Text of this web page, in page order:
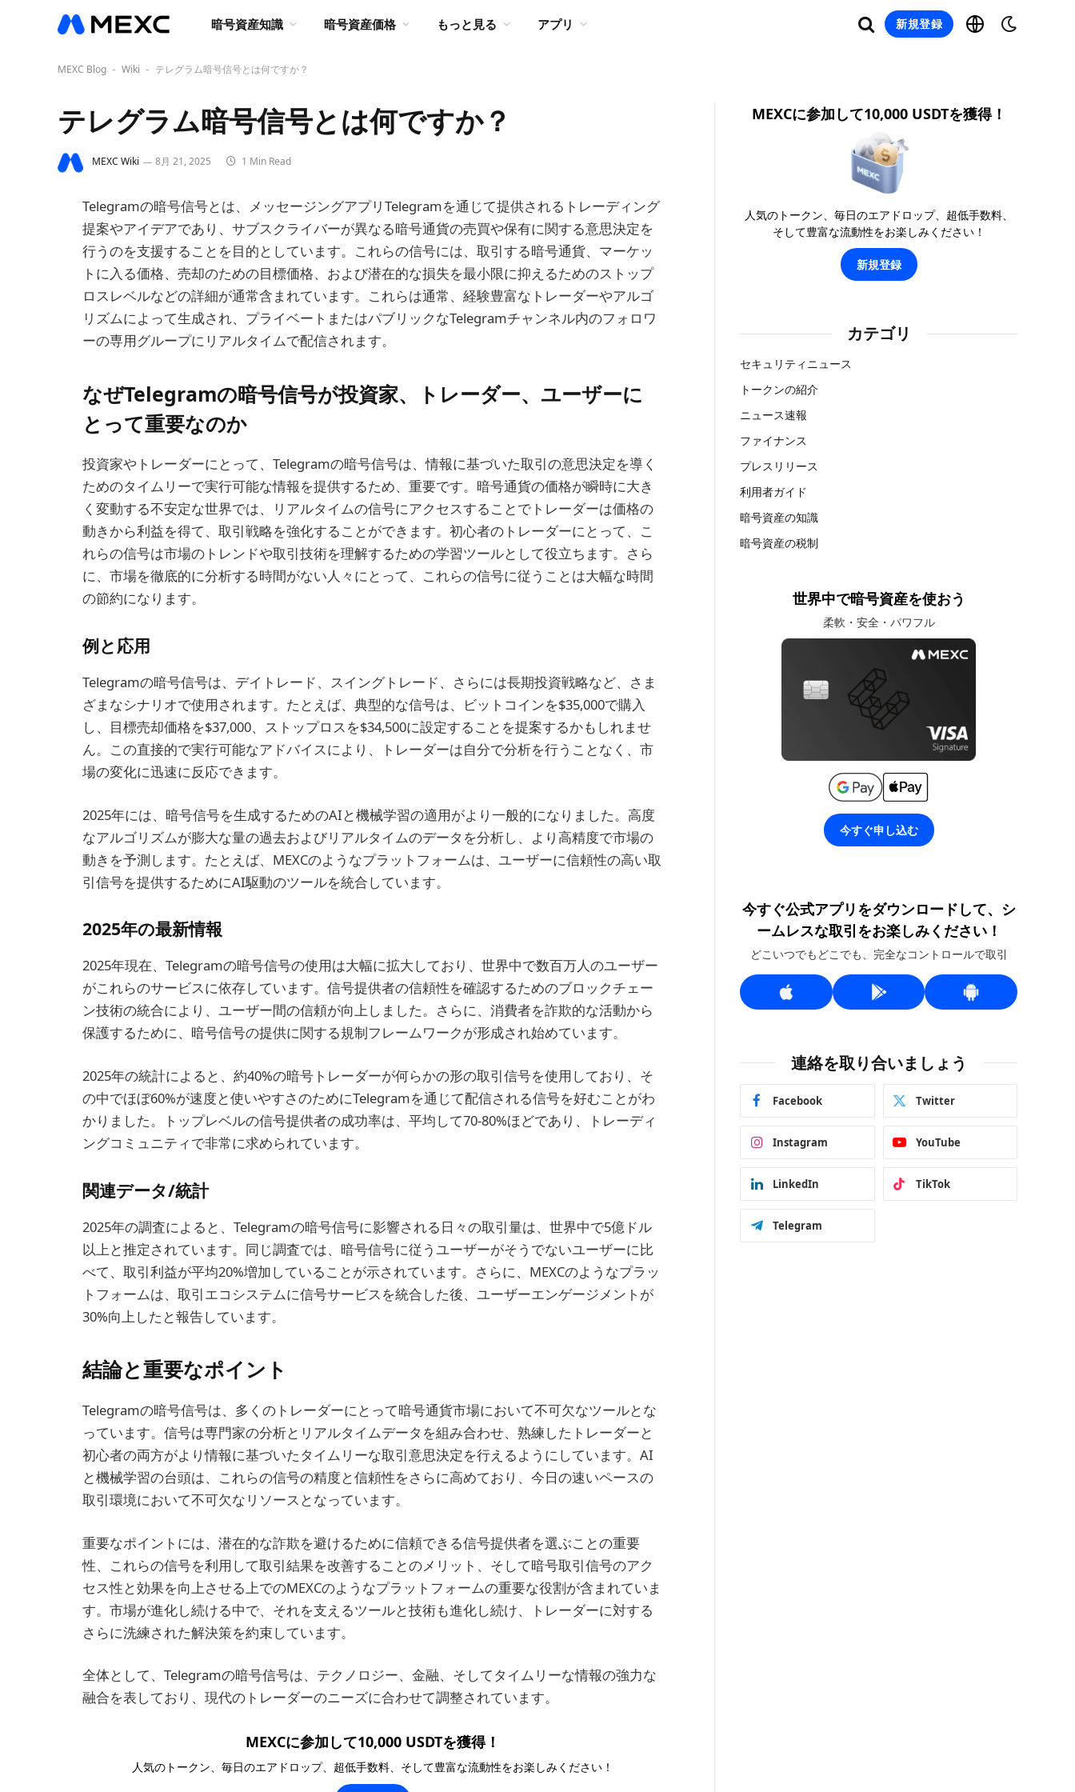
暗号資産知識 暗号資産価格 もっと見る アプリ 新規登録
MEXC Blog - Wiki - テレグラム暗号信号とは何ですか？
テレグラム暗号信号とは何ですか？
MEXC Wiki 8月 21, 2025 1 Min Read
Telegramの暗号信号とは、メッセージングアプリTelegramを通じて提供されるトレーディング
提案やアイデアであり、サブスクライバーが異なる暗号通貨の売買や保有に関する意思決定を
行うのを支援することを目的としています。これらの信号には、取引する暗号通貨、マーケッ
トに入る価格、売却のための目標価格、および潜在的な損失を最小限に抑えるためのストップ
ロスレベルなどの詳細が通常含まれています。これらは通常、経験豊富なトレーダーやアルゴ
リズムによって生成され、プライベートまたはパブリックなTelegramチャンネル内のフォロワ
ーの専用グループにリアルタイムで配信されます。
なぜTelegramの暗号信号が投資家、トレーダー、ユーザーに
とって重要なのか
投資家やトレーダーにとって、Telegramの暗号信号は、情報に基づいた取引の意思決定を導く
ためのタイムリーで実行可能な情報を提供するため、重要です。暗号通貨の価格が瞬時に大き
く変動する不安定な世界では、リアルタイムの信号にアクセスすることでトレーダーは価格の
動きから利益を得て、取引戦略を強化することができます。初心者のトレーダーにとって、こ
れらの信号は市場のトレンドや取引技術を理解するための学習ツールとして役立ちます。さら
に、市場を徹底的に分析する時間がない人々にとって、これらの信号に従うことは大幅な時間
の節約になります。
例と応用
Telegramの暗号信号は、デイトレード、スイングトレード、さらには長期投資戦略など、さま
ざまなシナリオで使用されます。たとえば、典型的な信号は、ビットコインを$35,000で購入
し、目標売却価格を$37,000、ストップロスを$34,500に設定することを提案するかもしれませ
ん。この直接的で実行可能なアドバイスにより、トレーダーは自分で分析を行うことなく、市
場の変化に迅速に反応できます。
2025年には、暗号信号を生成するためのAIと機械学習の適用がより一般的になりました。高度
なアルゴリズムが膨大な量の過去およびリアルタイムのデータを分析し、より高精度で市場の
動きを予測します。たとえば、MEXCのようなプラットフォームは、ユーザーに信頼性の高い取
引信号を提供するためにAI駆動のツールを統合しています。
2025年の最新情報
2025年現在、Telegramの暗号信号の使用は大幅に拡大しており、世界中で数百万人のユーザー
がこれらのサービスに依存しています。信号提供者の信頼性を確認するためのブロックチェー
ン技術の統合により、ユーザー間の信頼が向上しました。さらに、消費者を詐欺的な活動から
保護するために、暗号信号の提供に関する規制フレームワークが形成され始めています。
2025年の統計によると、約40%の暗号トレーダーが何らかの形の取引信号を使用しており、そ
の中でほぼ60%が速度と使いやすさのためにTelegramを通じて配信される信号を好むことがわ
かりました。トップレベルの信号提供者の成功率は、平均して70-80%ほどであり、トレーディ
ングコミュニティで非常に求められています。
関連データ/統計
2025年の調査によると、Telegramの暗号信号に影響される日々の取引量は、世界中で5億ドル
以上と推定されています。同じ調査では、暗号信号に従うユーザーがそうでないユーザーに比
べて、取引利益が平均20%増加していることが示されています。さらに、MEXCのようなプラッ
トフォームは、取引エコシステムに信号サービスを統合した後、ユーザーエンゲージメントが
30%向上したと報告しています。
結論と重要なポイント
Telegramの暗号信号は、多くのトレーダーにとって暗号通貨市場において不可欠なツールとな
っています。信号は専門家の分析とリアルタイムデータを組み合わせ、熟練したトレーダーと
初心者の両方がより情報に基づいたタイムリーな取引意思決定を行えるようにしています。AI
と機械学習の台頭は、これらの信号の精度と信頼性をさらに高めており、今日の速いペースの
取引環境において不可欠なリソースとなっています。
重要なポイントには、潜在的な詐欺を避けるために信頼できる信号提供者を選ぶことの重要
性、これらの信号を利用して取引結果を改善することのメリット、そして暗号取引信号のアク
セス性と効果を向上させる上でのMEXCのようなプラットフォームの重要な役割が含まれていま
す。市場が進化し続ける中で、それを支えるツールと技術も進化し続け、トレーダーに対する
さらに洗練された解決策を約束しています。
全体として、Telegramの暗号信号は、テクノロジー、金融、そしてタイムリーな情報の強力な
融合を表しており、現代のトレーダーのニーズに合わせて調整されています。
MEXCに参加して10,000 USDTを獲得！
人気のトークン、毎日のエアドロップ、超低手数料、そして豊富な流動性をお楽しみください！
MEXCに参加して10,000 USDTを獲得！
人気のトークン、毎日のエアドロップ、超低手数料、
そして豊富な流動性をお楽しみください！
新規登録
カテゴリ
セキュリティニュース
トークンの紹介
ニュース速報
ファイナンス
プレスリリース
利用者ガイド
暗号資産の知識
暗号資産の税制
世界中で暗号資産を使おう
柔軟・安全・パワフル
今すぐ申し込む
今すぐ公式アプリをダウンロードして、シ
ームレスな取引をお楽しみください！
どこいつでもどこでも、完全なコントロールで取引
連絡を取り合いましょう
Facebook Twitter
Instagram YouTube
LinkedIn TikTok
Telegram